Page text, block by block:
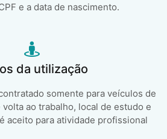
e a data de nascimento.
da utilização
somente para veículos de
ao trabalho, local de estudo e
aceito para atividade profissional